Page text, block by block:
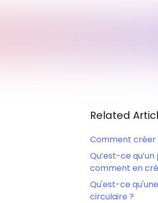
Related
Comment créer
Qu’est-ce
comment en
Qu'est-ce
circulaire ?